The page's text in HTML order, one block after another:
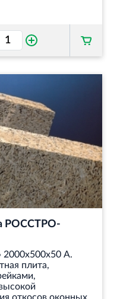
РОССТРО-
А.
плита,